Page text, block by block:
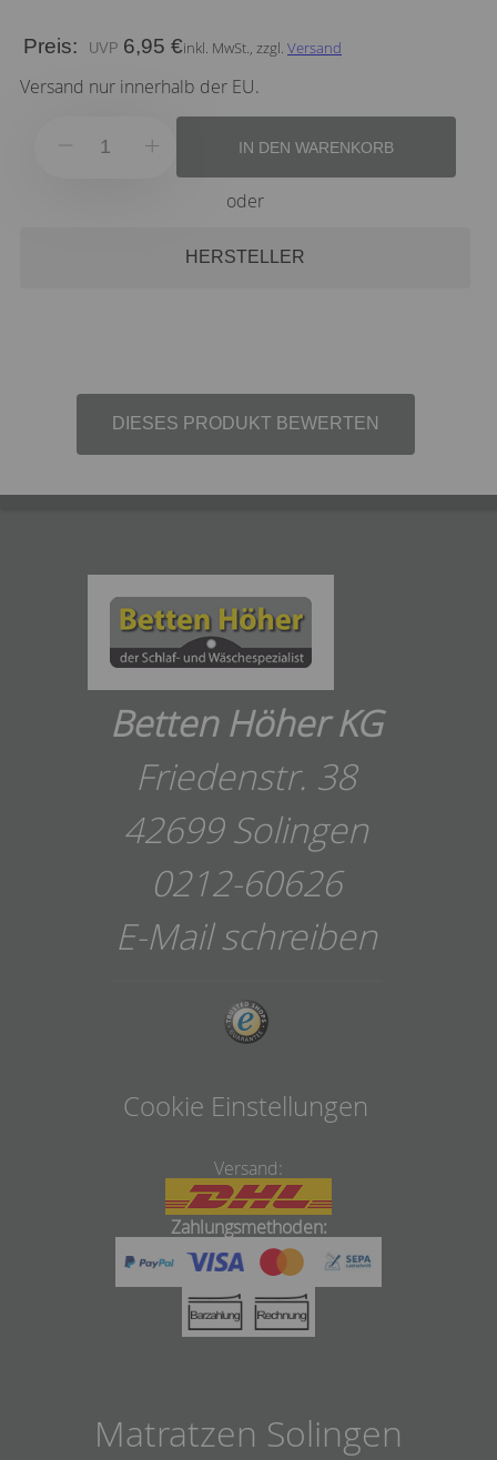
Preis: 6,95 €inkl. MwSt., zzgl. Versand
Versand nur innerhalb der EU.
IN DEN WARENKORB
oder
HERSTELLER
DIESES PRODUKT BEWERTEN
Betten Höher KG
Friedenstr. 38
42699 Solingen
0212-60626
E-Mail schreiben
Cookie Einstellungen
Versand:
Zahlungsmethoden:
Matratzen Solingen